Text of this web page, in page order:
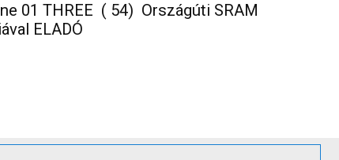
01 THREE ( 54) Országúti SRAM
ELADÓ